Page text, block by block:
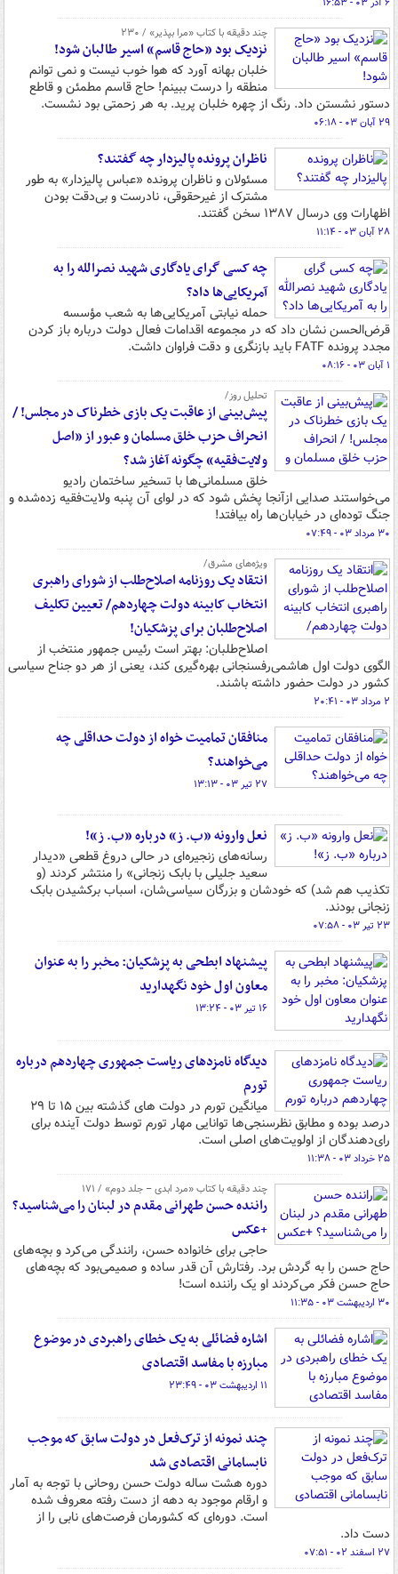
چند دقیقه با کتاب‌ «مرا بپذیر» / ۲۳۰
نزدیک بود «حاج قاسم» اسیر طالبان‌ شود!
خلبان بهانه آورد که هوا خوب نیست و نمی توانم
منطقه را درست ببینم! حاج قاسم مطمئن و قاطع
دستور نشستن داد. رنگ از چهره خلبان پرید. به هر زحمتی بود نشست.
۲۹ آبان ۰۳ - ۰۶:۱۸
ناظران پرونده پالیزدار چه گفتند؟
مسئولان و ناظران پرونده «عباس پالیزدار» به طور
مشترک از غیرحقوقی، نادرست و بی‌دقت بودن
اظهارات وی درسال ۱۳۸۷ سخن گفتند.
۲۸ آبان ۰۳ - ۱۱:۱۴
چه کسی گرای یادگاری شهید نصرالله را به
آمریکایی‌ها داد؟
حمله نیابتی آمریکایی‌ها به شعب مؤسسه
قرض‌الحسن نشان داد که در مجموعه اقدامات فعال دولت درباره باز کردن
مجدد پرونده FATF باید بازنگری و دقت فراوان داشت.
۱ آبان ۰۳ - ۰۸:۱۶
تحلیل روز/
پیش‌بینی از عاقبت یک بازی خطرناک در مجلس! /
انحراف حزب خلق مسلمان و عبور از «اصل
ولایت‌فقیه» چگونه آغاز شد؟
خلق مسلمانی‌ها با تسخیر ساختمان رادیو
می‌خواستند صدایی ازآنجا پخش شود که در لوای آن پنبه ولایت‌فقیه زده‌شده و
جنگ توده‌ای در خیابان‌ها راه بیافتد!
۳۰ مرداد ۰۳ - ۰۷:۴۹
ویژه‌های مشرق/
انتقاد یک روزنامه اصلاح‌طلب از شورای راهبری
انتخاب کابینه دولت چهاردهم/ تعیین تکلیف
اصلاح‌طلبان برای پزشکیان!
اصلاح‌طلبان: بهتر است رئیس جمهور منتخب از
الگوی دولت اول هاشمی‌رفسنجانی بهره‌گیری کند، یعنی از هر دو جناح سیاسی
کشور در دولت حضور داشته باشند.
۲ مرداد ۰۳ - ۲۰:۴۱
منافقان تمامیت خواه از دولت حداقلی چه
می‌خواهند؟
۲۷ تیر ۰۳ - ۱۳:۱۳
نعل وارونه «ب. ز» درباره «ب. ز»!
رسانه‌های زنجیره‌ای در حالی دروغ قطعی «دیدار
سعید جلیلی با بابک زنجانی» را منتشر کردند (و
تکذیب هم شد) که خودشان و بزرگان سیاسی‌شان، اسباب برکشیدن بابک
زنجانی بودند.
۲۳ تیر ۰۳ - ۰۷:۵۸
پیشنهاد ابطحی به پزشکیان: مخبر را به عنوان
معاون اول خود نگهدارید
۱۶ تیر ۰۳ - ۱۳:۲۴
دیدگاه نامزدهای ریاست جمهوری چهاردهم درباره
تورم
میانگین تورم در دولت های گذشته بین ۱۵ تا ۲۹
درصد بوده و مطابق نظرسنجی‌ها توانایی مهار تورم توسط دولت آینده برای
رای‌دهندگان از اولویت‌های اصلی است.
۲۵ خرداد ۰۳ - ۱۱:۳۸
چند دقیقه با کتاب‌ «مرد ابدی – جلد دوم» / ۱۷۱
راننده حسن طهرانی مقدم در لبنان را می‌شناسید؟
+عکس
حاجی برای خانواده حسن، رانندگی می‌کرد و بچه‌های
حاج حسن را به گردش برد. رفتارش آن قدر ساده و صمیمی‌بود که بچه‌های
حاج حسن فکر می‌کردند او یک راننده است!
۳۰ اردیبهشت ۰۳ - ۱۱:۳۵
اشاره فضائلی به یک خطای راهبردی در موضوع
مبارزه با مفاسد اقتصادی
۱۱ اردیبهشت ۰۳ - ۲۳:۴۹
چند نمونه از ترک‌فعل در دولت سابق که موجب
نابسامانی اقتصادی شد
دوره هشت ساله دولت حسن روحانی با توجه به آمار
و ارقام موجود به دهه از دست رفته معروف شده
است. دوره‌ای که کشورمان فرصت‌های نابی را از
دست داد.
۲۷ اسفند ۰۲ - ۰۷:۵۱